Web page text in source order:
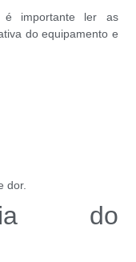
é importante ler as
do equipamento e
dor.
do